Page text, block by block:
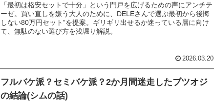
「最初は格安セットで十分」という門戸を広げるための声にアンチテ
ーゼ。買い直しを嫌う大人のために、DELEさんで選ぶ最初から後悔
しない80万円セット”を提案。ギリギリ出せるか迷っている層に向け
て、無駄のない選び方を浅堀り解説。
2026.03.20
フルバケ派？セミバケ派？2か月間迷走したブツオジ
の結論(シムの話)